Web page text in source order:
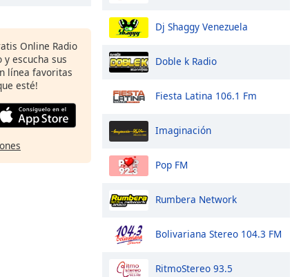
Online Radio
escucha sus
línea favoritas
esté!
Dj Shaggy Venezuela
Doble k Radio
Fiesta Latina 106.1 Fm
Imaginación
Pop FM
Rumbera Network
Bolivariana Stereo 104.3 FM
RitmoStereo 93.5